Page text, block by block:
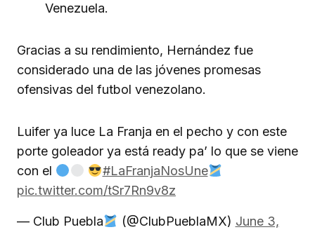
Venezuela.
Gracias a su rendimiento, Hernández fue
considerado una de las jóvenes promesas
ofensivas del futbol venezolano.
Luifer ya luce La Franja en el pecho y con este
porte goleador ya está ready pa’ lo que se viene
con el
#LaFranjaNosUne
pic.twitter.com/tSr7Rn9v8z
— Club Puebla (@ClubPueblaMX) June 3,